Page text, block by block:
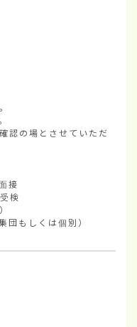
認の場とさせていただ
接
検
団もしくは個別）